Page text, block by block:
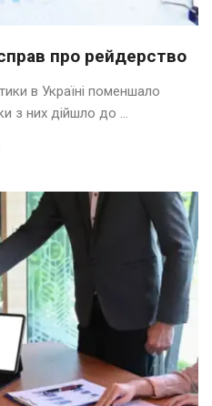
про рейдерство
в Україні поменшало
з них дійшло до ...